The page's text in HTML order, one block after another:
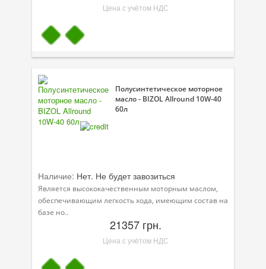
Цена с учётом НДС
Полусинтетическое моторное
масло - BIZOL Allround 10W-40
60л
Наличие: Нет. Не будет завозиться
Является высококачественным моторным маслом,
обеспечивающим легкость хода, имеющим состав на
базе но..
21357 грн.
Цена с учётом НДС